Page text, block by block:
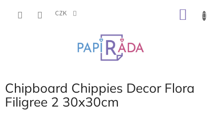
CZK
Chipboard Chippies Decor Flora
Filigree 2 30x30cm